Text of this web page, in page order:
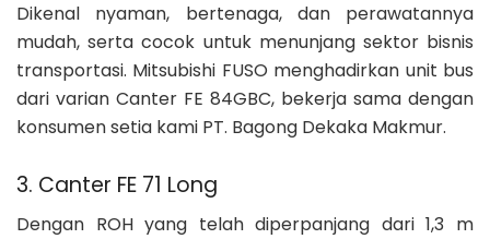
Dikenal nyaman, bertenaga, dan perawatannya
mudah, serta cocok untuk menunjang sektor bisnis
transportasi. Mitsubishi FUSO menghadirkan unit bus
dari varian Canter FE 84GBC, bekerja sama dengan
konsumen setia kami PT. Bagong Dekaka Makmur.
3. Canter FE 71 Long
Dengan ROH yang telah diperpanjang dari 1,3 m